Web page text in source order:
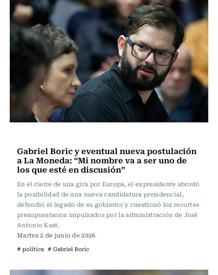
Gabriel Boric y eventual nueva postulación
a La Moneda: “Mi nombre va a ser uno de
los que esté en discusión”
En el cierre de una gira por Europa, el expresidente abordó
la posibilidad de una nueva candidatura presidencial,
defendió el legado de su gobierno y cuestionó los recortes
presupuestarios impulsados por la administración de José
Antonio Kast.
Martes 2 de junio de 2026
# política # Gabriel Boric